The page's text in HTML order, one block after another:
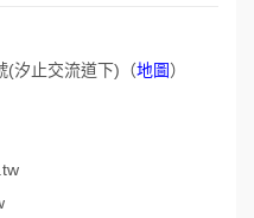
(汐止交流道下) （地圖）